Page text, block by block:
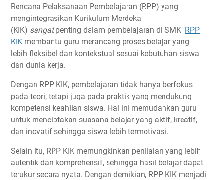
Rencana Pelaksanaan Pembelajaran (RPP) yang
mengintegrasikan Kurikulum Merdeka
(KIK) sangatpenting dalam pembelajaran di SMK. RPP
KIK membantu guru merancang proses belajar yang
lebih fleksibel dan kontekstual sesuai kebutuhan siswa
dan dunia kerja.
Dengan RPP KIK, pembelajaran tidak hanya berfokus
pada teori, tetapi juga pada praktik yang mendukung
kompetensi keahlian siswa. Hal ini memudahkan guru
untuk menciptakan suasana belajar yang aktif, kreatif,
dan inovatif sehingga siswa lebih termotivasi.
Selain itu, RPP KIK memungkinkan penilaian yang lebih
autentik dan komprehensif, sehingga hasil belajar dapat
terukur secara nyata. Dengan demikian, RPP KIK menjadi